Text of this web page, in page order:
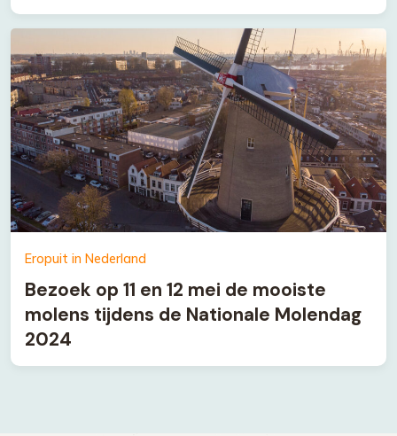
Eropuit in Nederland
Bezoek op 11 en 12 mei de mooiste
molens tijdens de Nationale Molendag
2024